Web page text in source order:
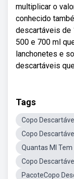
multiplicar o
conhecido
descartáveis de
500 e 700 ml
lanchonetes e
descartáveis
Tags
Copo
Copo
Quantas Ml Tem
Copo
PacoteCopo